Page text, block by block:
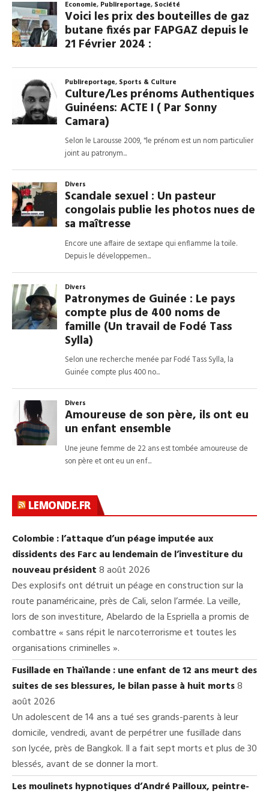
LEMONDE.FR
Colombie : l’attaque d’un péage imputée aux
dissidents des Farc au lendemain de l’investiture du
nouveau président8 août 2026
Des explosifs ont détruit un péage en construction sur la
route panaméricaine, près de Cali, selon l’armée. La veille,
lors de son investiture, Abelardo de la Espriella a promis de
combattre « sans répit le narcoterrorisme et toutes les
organisations criminelles ».
Fusillade en Thaïlande : une enfant de 12 ans meurt des
suites de ses blessures, le bilan passe à huit morts8
août 2026
Un adolescent de 14 ans a tué ses grands-parents à leur
domicile, vendredi, avant de perpétrer une fusillade dans
son lycée, près de Bangkok. Il a fait sept morts et plus de 30
blessés, avant de se donner la mort.
Les moulinets hypnotiques d’André Pailloux, peintre-